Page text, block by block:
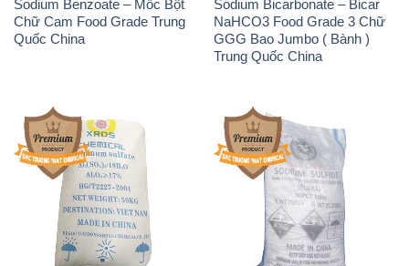
Sodium Benzoate – Mốc Bột
Chữ Cam Food Grade Trung
Quốc China
Sodium Bicarbonate – Bicar
NaHCO3 Food Grade 3 Chữ
GGG Bao Jumbo ( Bành )
Trung Quốc China